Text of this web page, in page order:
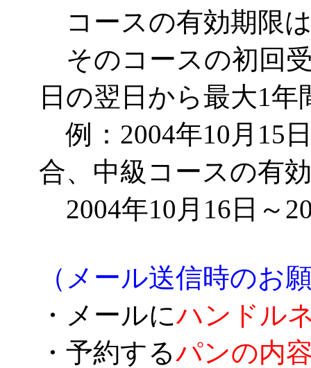
コースの有効期限
そのコースの初回
日の翌日から最大1
例：2004年10月15
合、中級コースの有
2004年10月16日～
（メール送信時のお
・メールにハンドル
・予約するパンの内